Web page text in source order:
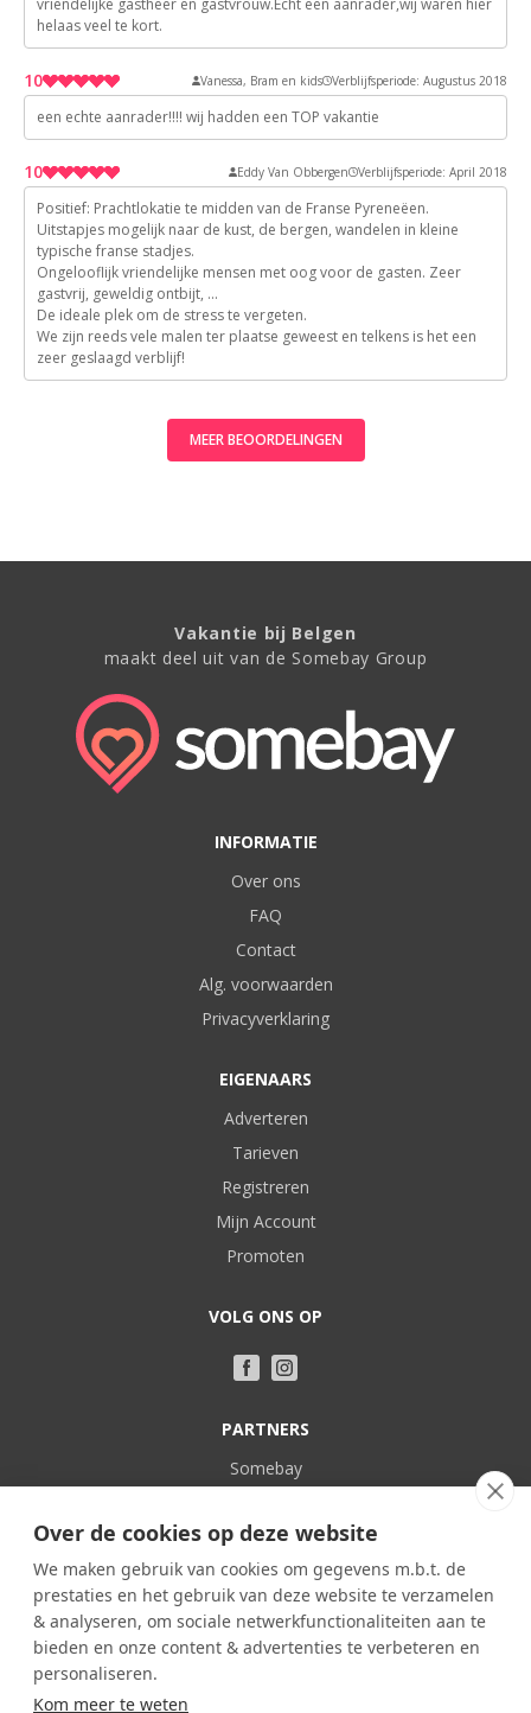
Over de cookies op deze website
We maken gebruik van cookies om gegevens m.b.t. de
prestaties en het gebruik van deze website te verzamelen
& analyseren, om sociale netwerkfunctionaliteiten aan te
bieden en onze content & advertenties te verbeteren en
personaliseren.
Kom meer te weten
8
8
9
10
10
helaas veel te kort.
10
10
10
Vanessa, Bram en kids Verblijfsperiode: Augustus 2018
een echte aanrader!!!! wij hadden een TOP vakantie
10
10
10
10
10
Eddy Van Obbergen Verblijfsperiode: April 2018
Positief: Prachtlokatie te midden van de Franse Pyreneëen.
Uitstapjes mogelijk naar de kust, de bergen, wandelen in kleine
typische franse stadjes.
Ongelooflijk vriendelijke mensen met oog voor de gasten. Zeer
gastvrij, geweldig ontbijt, ...
De ideale plek om de stress te vergeten.
We zijn reeds vele malen ter plaatse geweest en telkens is het een
zeer geslaagd verblijf!
MEER BEOORDELINGEN
Vakantie bij Belgen
maakt deel uit van de Somebay Group
INFORMATIE
Over ons
FAQ
Contact
Alg. voorwaarden
Privacyverklaring
EIGENAARS
Adverteren
Tarieven
Registreren
Mijn Account
Promoten
VOLG ONS OP
PARTNERS
Somebay
POPULAIR
Frankrijk
Spanje